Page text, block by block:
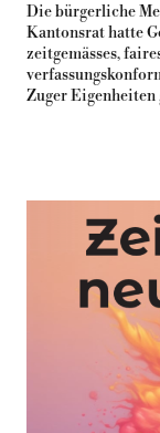
Die bürgerliche
Kantonsrat hatte
zeitgemässes,
Zuger